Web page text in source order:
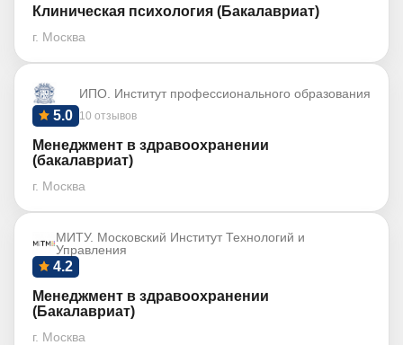
Клиническая психология (Бакалавриат)
г. Москва
ИПО. Институт профессионального образования
10 отзывов
5.0
Менеджмент в здравоохранении
(бакалавриат)
г. Москва
МИТУ. Московский Институт Технологий и
Управления
4.2
Менеджмент в здравоохранении
(Бакалавриат)
г. Москва